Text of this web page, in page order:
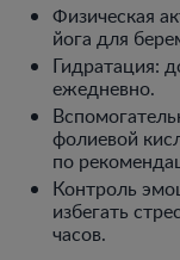
Физическая
йога для
Гидратация:
ежедневно.
фолиевой
по
Контроль
избегать
часов.